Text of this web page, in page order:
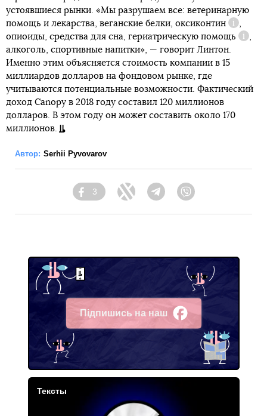
устоявшиеся рынки. «Мы разрушаем все: ветеринарную
помощь и лекарства, веганские белки, оксиконтин
Справка
,
опиоиды, средства для сна, гериатрическую помощь
,
алкоголь, спортивные напитки», — говорит Линтон.
Именно этим объясняется стоимость компании в 15
миллиардов долларов на фондовом рынке, где
учитываются потенциальные возможности. Фактический
доход Canopy в 2018 году составил 120 миллионов
долларов. В этом году он может составить около 170
миллионов.
Автор: Serhii Pyvovarov
Facebook
3
Twitter Telegram
Підпишись на наш
Facebook
Тексты